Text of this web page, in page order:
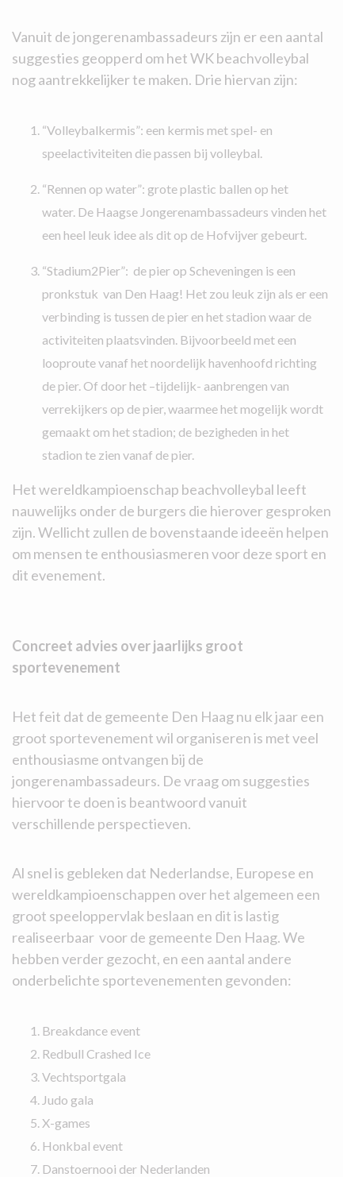
Vanuit de jongerenambassadeurs zijn er een aantal
suggesties geopperd om het WK beachvolleybal
nog aantrekkelijker te maken. Drie hiervan zijn:
“Volleybalkermis”: een kermis met spel- en
speelactiviteiten die passen bij volleybal.
“Rennen op water”: grote plastic ballen op het
water. De Haagse Jongerenambassadeurs vinden het
een heel leuk idee als dit op de Hofvijver gebeurt.
“Stadium2Pier”: de pier op Scheveningen is een
pronkstuk van Den Haag! Het zou leuk zijn als er een
verbinding is tussen de pier en het stadion waar de
activiteiten plaatsvinden. Bijvoorbeeld met een
looproute vanaf het noordelijk havenhoofd richting
de pier. Of door het –tijdelijk- aanbrengen van
verrekijkers op de pier, waarmee het mogelijk wordt
gemaakt om het stadion; de bezigheden in het
stadion te zien vanaf de pier.
Het wereldkampioenschap beachvolleybal leeft
nauwelijks onder de burgers die hierover gesproken
zijn. Wellicht zullen de bovenstaande ideeën helpen
om mensen te enthousiasmeren voor deze sport en
dit evenement.
Concreet advies overjaarlijks groot
sportevenement
Het feit dat de gemeente Den Haag nu elk jaar een
groot sportevenement wil organiseren is met veel
enthousiasme ontvangen bij de
jongerenambassadeurs. De vraag om suggesties
hiervoor te doen is beantwoord vanuit
verschillende perspectieven.
Al snel is gebleken dat Nederlandse, Europese en
wereldkampioenschappen over het algemeen een
groot speeloppervlak beslaan en dit is lastig
realiseerbaar voor de gemeente Den Haag. We
hebben verder gezocht, en een aantal andere
onderbelichte sportevenementen gevonden:
Breakdance event
Redbull Crashed Ice
Vechtsportgala
Judo gala
X-games
Honkbal event
Danstoernooi der Nederlanden